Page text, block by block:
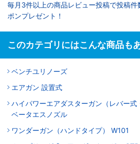
毎月3件以上の商品レビュー投稿で投稿
ポンプレゼント！
このカテゴリにはこんな商品も
ベンチユリノーズ
エアガン 設置式
ハイパワーエアダスターガン（レバー式
ベータエスノズル
ワンダーガン（ハンドタイプ） W101